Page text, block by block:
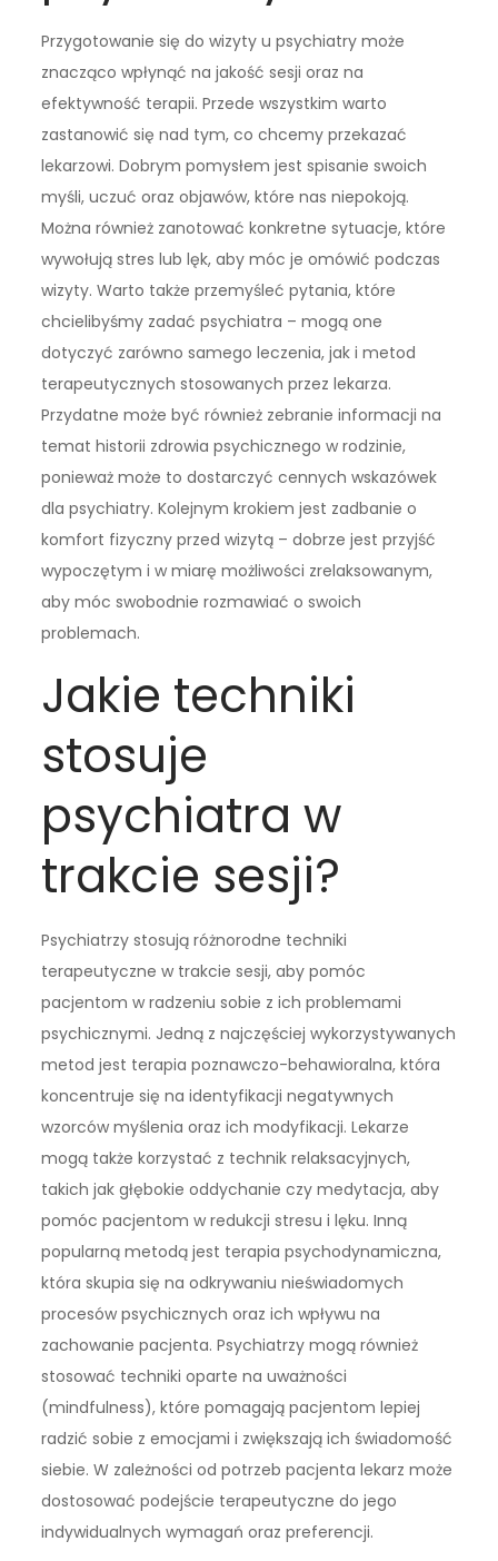
Przygotowanie się do wizyty u psychiatry może
znacząco wpłynąć na jakość sesji oraz na
efektywność terapii. Przede wszystkim warto
zastanowić się nad tym, co chcemy przekazać
lekarzowi. Dobrym pomysłem jest spisanie swoich
myśli, uczuć oraz objawów, które nas niepokoją.
Można również zanotować konkretne sytuacje, które
wywołują stres lub lęk, aby móc je omówić podczas
wizyty. Warto także przemyśleć pytania, które
chcielibyśmy zadać psychiatra – mogą one
dotyczyć zarówno samego leczenia, jak i metod
terapeutycznych stosowanych przez lekarza.
Przydatne może być również zebranie informacji na
temat historii zdrowia psychicznego w rodzinie,
ponieważ może to dostarczyć cennych wskazówek
dla psychiatry. Kolejnym krokiem jest zadbanie o
komfort fizyczny przed wizytą – dobrze jest przyjść
wypoczętym i w miarę możliwości zrelaksowanym,
aby móc swobodnie rozmawiać o swoich
problemach.
Jakie techniki
stosuje
psychiatra w
trakcie sesji?
Psychiatrzy stosują różnorodne techniki
terapeutyczne w trakcie sesji, aby pomóc
pacjentom w radzeniu sobie z ich problemami
psychicznymi. Jedną z najczęściej wykorzystywanych
metod jest terapia poznawczo-behawioralna, która
koncentruje się na identyfikacji negatywnych
wzorców myślenia oraz ich modyfikacji. Lekarze
mogą także korzystać z technik relaksacyjnych,
takich jak głębokie oddychanie czy medytacja, aby
pomóc pacjentom w redukcji stresu i lęku. Inną
popularną metodą jest terapia psychodynamiczna,
która skupia się na odkrywaniu nieświadomych
procesów psychicznych oraz ich wpływu na
zachowanie pacjenta. Psychiatrzy mogą również
stosować techniki oparte na uważności
(mindfulness), które pomagają pacjentom lepiej
radzić sobie z emocjami i zwiększają ich świadomość
siebie. W zależności od potrzeb pacjenta lekarz może
dostosować podejście terapeutyczne do jego
indywidualnych wymagań oraz preferencji.